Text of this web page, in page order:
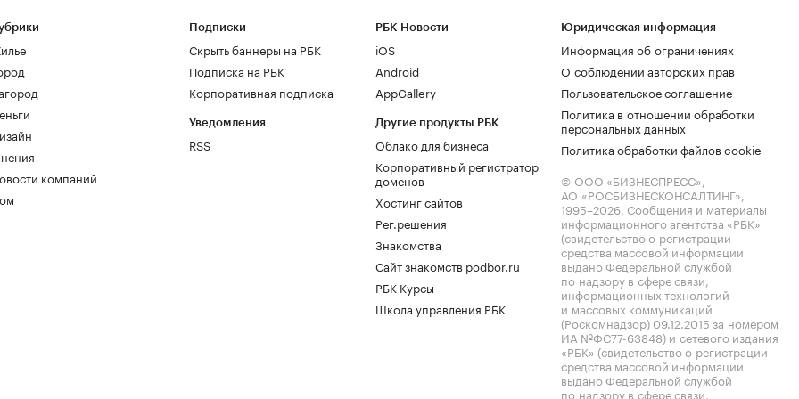
компаний
Подписки
Скрыть баннеры на РБК
Подписка на РБК
Корпоративная подписка
Уведомления
RSS
РБК Новости
iOS
Android
AppGallery
Другие продукты РБК
Облако для бизнеса
Корпоративный регистратор
доменов
Хостинг сайтов
Рег.решения
Знакомства
Сайт знакомств podbor.ru
РБК Курсы
Школа управления РБК
Юридическая информация
Информация об ограничениях
О соблюдении авторских прав
Пользовательское соглашение
Политика в отношении обработки
персональных данных
Политика обработки файлов cookie
© ООО «БИЗНЕСПРЕСС»,
АО «РОСБИЗНЕСКОНСАЛТИНГ»,
1995–2026. Сообщения и материалы
информационного агентства «РБК»
(свидетельство о регистрации
средства массовой информации
выдано Федеральной службой
по надзору в сфере связи,
информационных технологий
и массовых коммуникаций
(Роскомнадзор) 09.12.2015 за номером
ИА №ФС77-63848) и сетевого издания
«РБК» (свидетельство о регистрации
средства массовой информации
выдано Федеральной службой
по надзору в сфере связи,